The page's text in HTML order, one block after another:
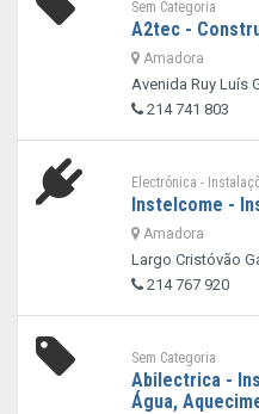
Sem Categoria
A2tec -
Amadora
Avenida Ruy Luís
214 741 803
Electrónica -
Instelcome -
Amadora
Largo Cristóvão
214 767 920
Sem Categoria
Abilectrica -
Água,